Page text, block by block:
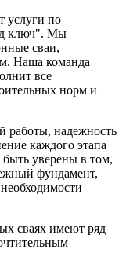
услуги по
ключ". Мы
сваи,
Наша команда
все
норм и
работы, надежность
каждого этапа
уверены в том,
фундамент,
сваях имеют ряд